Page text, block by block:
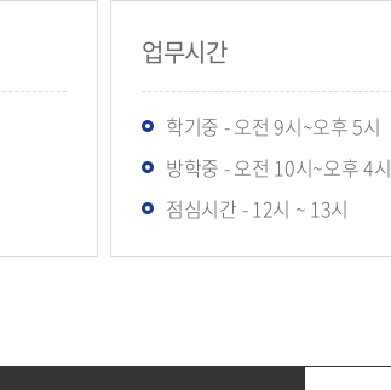
업무시간
학기중 - 오전 9시~오후 5시
방학중 - 오전 10시~오후 4시
점심시간 - 12시 ~ 13시